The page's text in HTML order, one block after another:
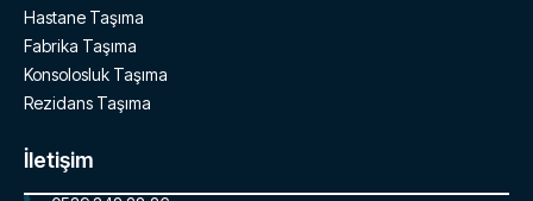
Hastane Taşıma
Fabrika Taşıma
Konsolosluk Taşıma
Rezidans Taşıma
İletişim